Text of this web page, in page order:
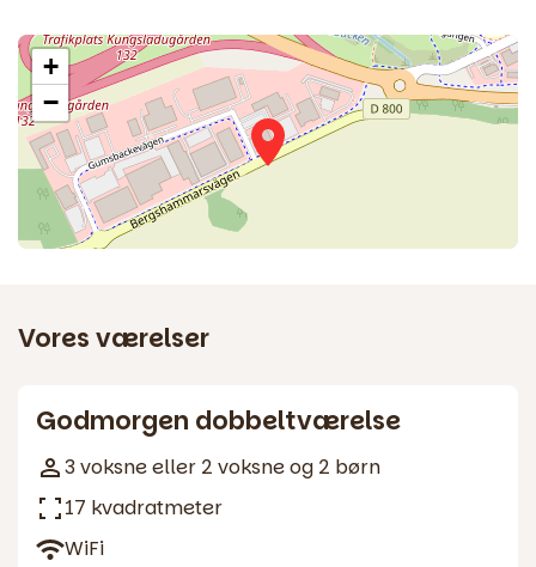
+
−
Vores værelser
Godmorgen dobbeltværelse
3 voksne eller 2 voksne og 2 børn
17 kvadratmeter
WiFi